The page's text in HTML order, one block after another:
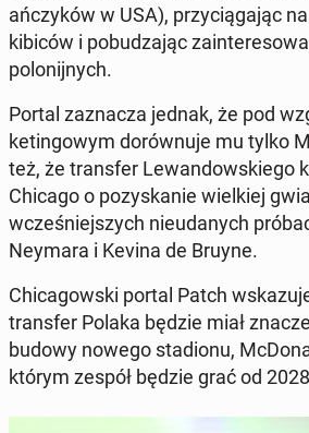
ańczyków w USA), przy­cią­ga­jąc
kibiców i pobudza­jąc
poloni­jnych.
Portal za­z­nacza jednak, że pod
ketingowym dorównu­je mu tylko
też, że trans­fer Lewandowskiego
Chicago o pozyskanie wielkiej
wcześniejszych nieu­danych
Neymara i Kevina de Bruyne.
Chicagows­ki portal Patch
trans­fer Polaka będzie miał
budowy nowego sta­dionu,
którym zespół będzie grać od